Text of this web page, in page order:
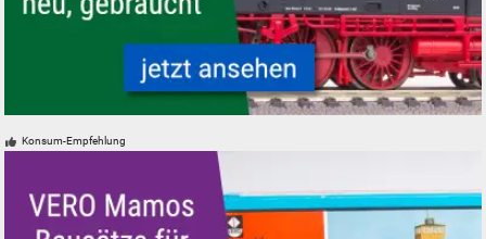
Konsum-Empfehlung